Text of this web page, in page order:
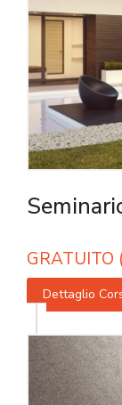
GRATUITO
Dettaglio